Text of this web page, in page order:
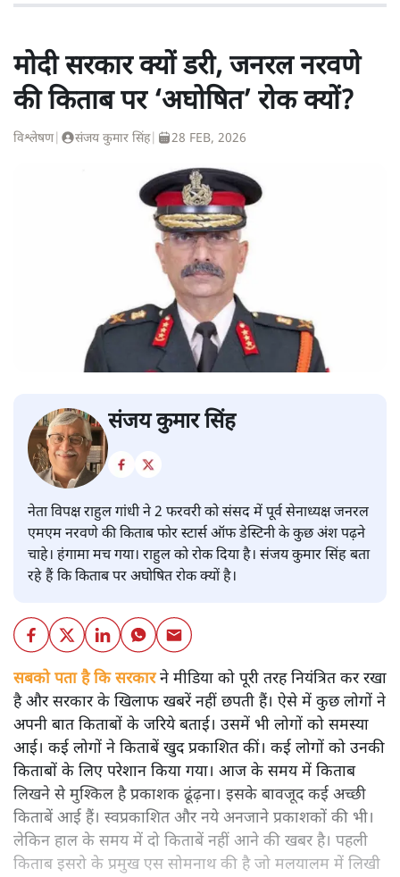
मोदी सरकार क्यों डरी, जनरल नरवणे
की किताब पर ‘अघोषित’ रोक क्यों?
विश्लेषण| संजय कुमार सिंह| 28 FEB, 2026
संजय कुमार सिंह
नेता विपक्ष राहुल गांधी ने 2 फरवरी को संसद में पूर्व सेनाध्यक्ष जनरल
एमएम नरवणे की किताब फोर स्टार्स ऑफ डेस्टिनी के कुछ अंश पढ़ने
चाहे। हंगामा मच गया। राहुल को रोक दिया है। संजय कुमार सिंह बता
रहे हैं कि किताब पर अघोषित रोक क्यों है।
सबको पता है कि सरकारने मीडिया को पूरी तरह नियंत्रित कर रखा
है और सरकार के खिलाफ खबरें नहीं छपती हैं। ऐसे में कुछ लोगों ने
अपनी बात किताबों के जरिये बताई। उसमें भी लोगों को समस्या
आई। कई लोगों ने किताबें खुद प्रकाशित कीं। कई लोगों को उनकी
किताबों के लिए परेशान किया गया। आज के समय में किताब
लिखने से मुश्किल है प्रकाशक ढूंढ़ना। इसके बावजूद कई अच्छी
किताबें आई हैं। स्वप्रकाशित और नये अनजाने प्रकाशकों की भी।
लेकिन हाल के समय में दो किताबें नहीं आने की खबर है। पहली
किताब इसरो के प्रमुख एस सोमनाथ की है जो मलयालम में लिखी